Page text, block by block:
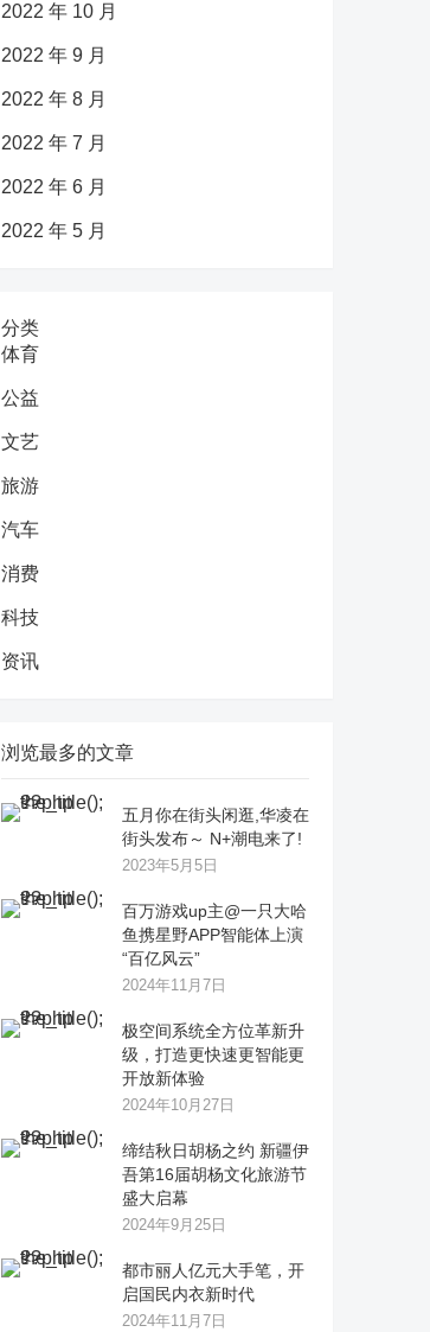
2022 年 10 月
2022 年 9 月
2022 年 8 月
2022 年 7 月
2022 年 6 月
2022 年 5 月
分类
体育
公益
文艺
旅游
汽车
消费
科技
资讯
浏览最多的文章
五月你在街头闲逛,华凌在
街头发布～ N+潮电来了!
2023年5月5日
百万游戏up主@一只大哈
鱼携星野APP智能体上演
“百亿风云”
2024年11月7日
极空间系统全方位革新升
级，打造更快速更智能更
开放新体验
2024年10月27日
缔结秋日胡杨之约 新疆伊
吾第16届胡杨文化旅游节
盛大启幕
2024年9月25日
都市丽人亿元大手笔，开
启国民内衣新时代
2024年11月7日